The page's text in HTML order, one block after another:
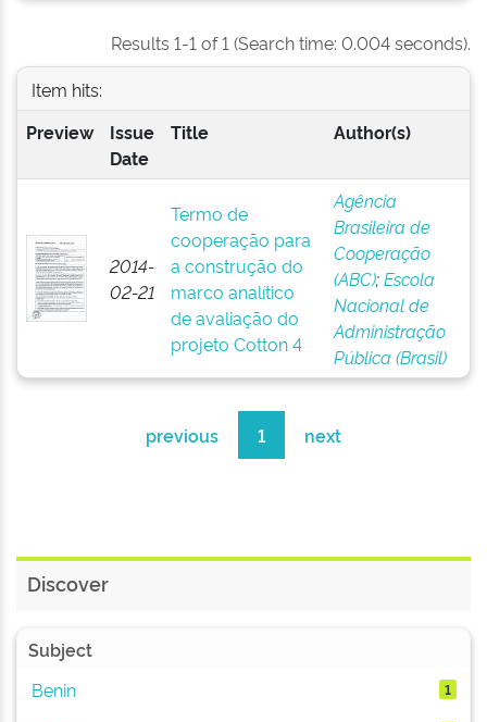
Results 1-1 of 1 (Search time: 0.004 seconds).
Item hits:
Preview
Issue
Date
Title Author(s)
2014-
02-21
Termo de
cooperação para
a construção do
marco analítico
de avaliação do
projeto Cotton 4
Agência
Brasileira de
Cooperação
(ABC);Escola
Nacional de
Administração
Pública (Brasil)
previous 1 next
Discover
Subject
Benin
1